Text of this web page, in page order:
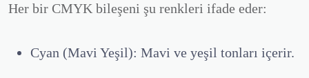
Her bir CMYK bileşeni şu renkleri ifade eder:
Cyan (Mavi Yeşil): Mavi ve yeşil tonları içerir.